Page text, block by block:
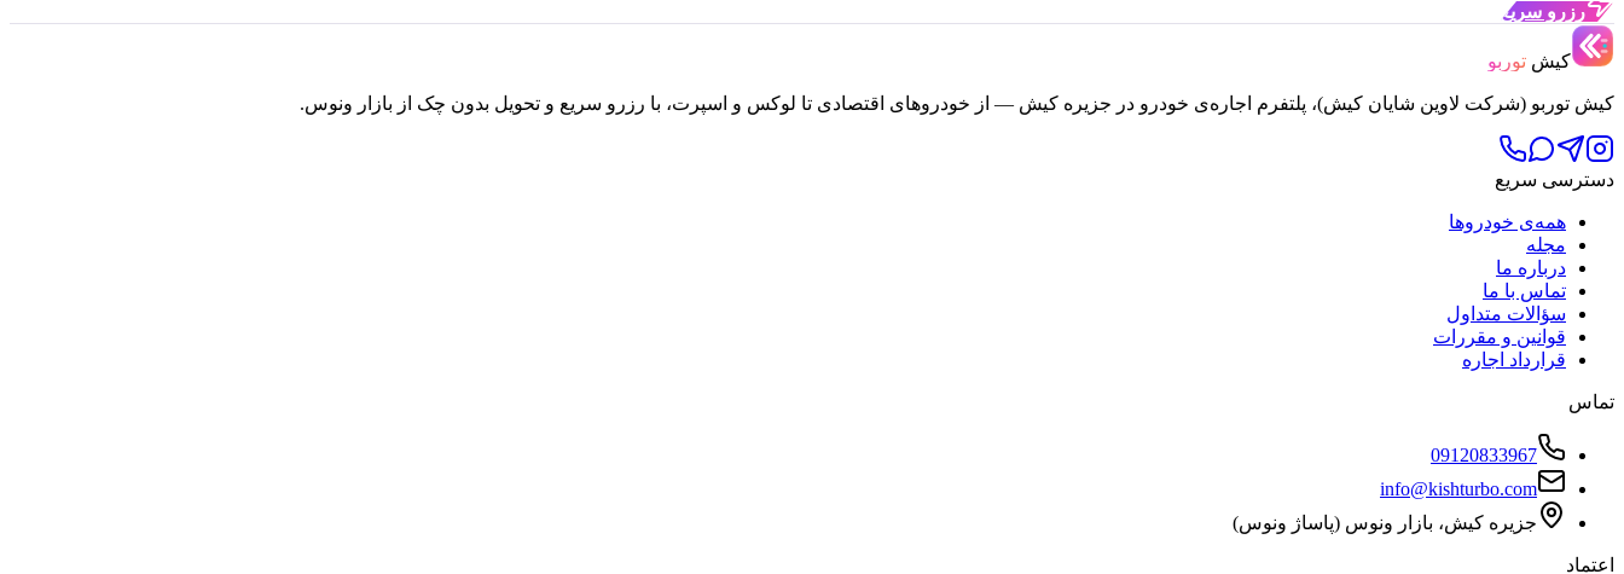
رزرو سریع
کیش توربو
کیش توربو (شرکت لاوین شایان کیش)، پلتفرم اجاره‌ی خودرو در جزیره کیش — از خودروهای اقتصادی تا لوکس و اسپرت، با رزرو سریع و تحویل بدون چک از بازار ونوس.
دسترسی سریع
همه‌ی خودروها
مجله
درباره ما
تماس با ما
سؤالات متداول
قوانین و مقررات
قرارداد اجاره
تماس
09120833967
info@kishturbo.com
جزیره کیش، بازار ونوس (پاساژ ونوس)
اعتماد